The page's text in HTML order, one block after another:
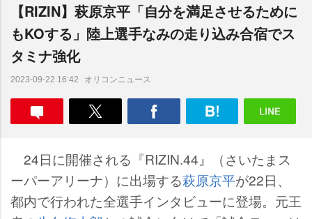
【RIZIN】萩原京平「自分を満足させるために
もKOする」陸上選手なみの走り込み合宿でス
タミナ強化
2023-09-22 16:42 オリコンニュース
24日に開催される『RIZIN.44』（さいたまス
ーパーアリーナ）に出場する萩原京平が22日、
都内で行われた全選手インタビューに登場。元王